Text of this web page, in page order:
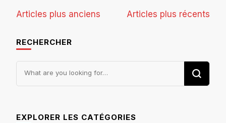
Navigation
articles
Articles plus anciens Articles plus récents
RECHERCHER
EXPLORER LES CATÉGORIES